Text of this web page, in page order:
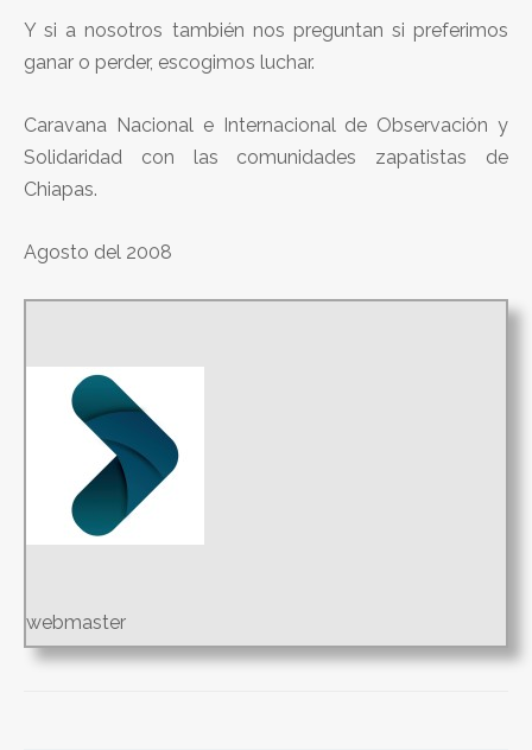
Y si a nosotros también nos preguntan si preferimos
ganar o perder, escogimos luchar.
Caravana Nacional e Internacional de Observación y
Solidaridad con las comunidades zapatistas de
Chiapas.
Agosto del 2008
webmaster